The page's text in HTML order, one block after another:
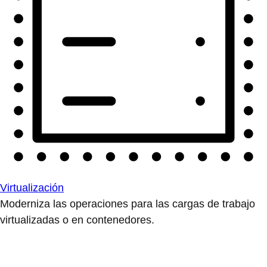
Virtualización
Moderniza las operaciones para las cargas de trabajo
virtualizadas o en contenedores.